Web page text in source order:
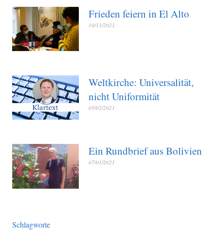
Frieden feiern in El Alto
10/11/2021
Weltkirche: Universalität,
nicht Uniformität
05/02/2021
Ein Rundbrief aus Bolivien
07/01/2021
Schlagworte